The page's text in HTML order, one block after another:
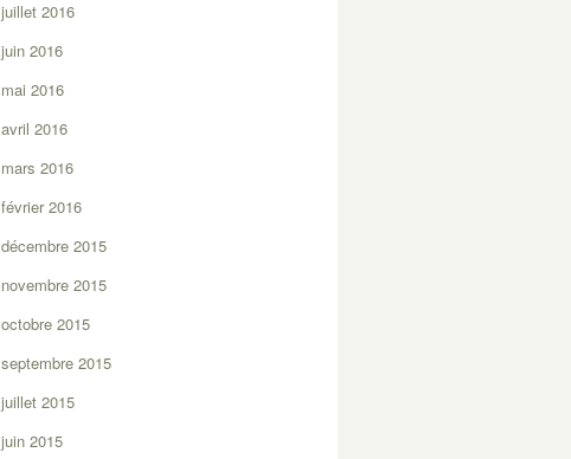
juillet 2016
juin 2016
mai 2016
avril 2016
mars 2016
février 2016
décembre 2015
novembre 2015
octobre 2015
septembre 2015
juillet 2015
juin 2015